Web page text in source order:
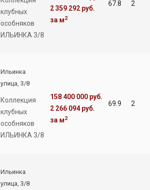
клубных
особняков
ИЛЬИНКА 3/8
2 359 292 руб.
за м2
67.8 2
Ильинка
улица, 3/8
Коллекция
клубных
особняков
ИЛЬИНКА 3/8
158 400 000 руб.
2 266 094 руб.
за м2
69.9 2
Ильинка
улица, 3/8